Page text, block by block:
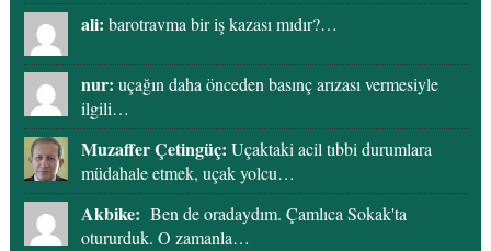
ali: barotravma bir iş kazası mıdır?…
nur: uçağın daha önceden basınç arızası vermesiyle
ilgili…
Muzaffer Çetingüç: Uçaktaki acil tıbbi durumlara
müdahale etmek, uçak yolcu…
Akbike: Ben de oradaydım. Çamlıca Sokak'ta
otururduk. O zamanla…